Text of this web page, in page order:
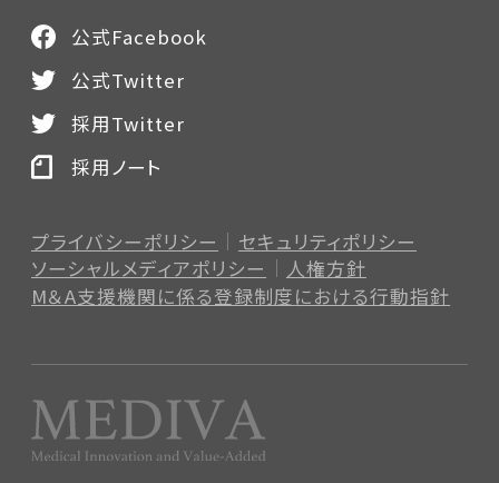
プライバシーポリシー
セキュリティポリシー
ソーシャルメディアポリシー
人権方針
M＆A支援機関に係る登録制度における行動指針
公式Facebook
公式Twitter
採用Twitter
採用ノート